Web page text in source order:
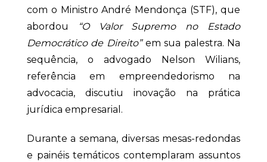
com o Ministro André Mendonça (STF), que
abordou
“O Valor Supremo no Estado
Democrático de Direito”em sua palestra. Na
sequência, o advogado Nelson Wilians,
referência em empreendedorismo na
advocacia, discutiu inovação na prática
jurídica empresarial.
Durante a semana, diversas mesas-redondas
e painéis temáticos contemplaram assuntos